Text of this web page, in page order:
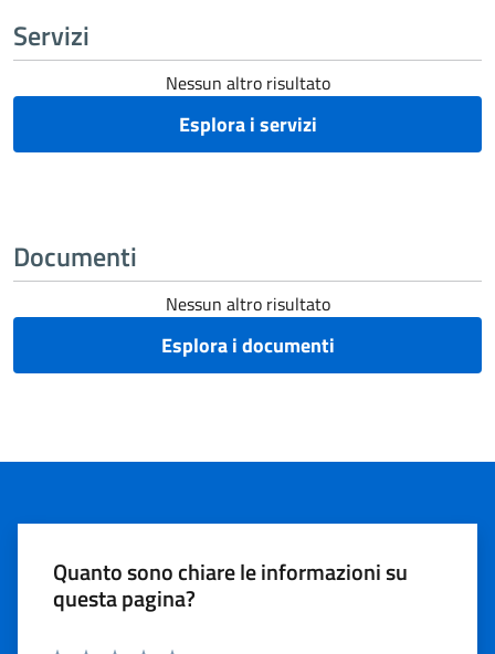
Servizi
Nessun altro risultato
Esplora i servizi
Documenti
Nessun altro risultato
Esplora i documenti
Quanto sono chiare le informazioni su
questa pagina?